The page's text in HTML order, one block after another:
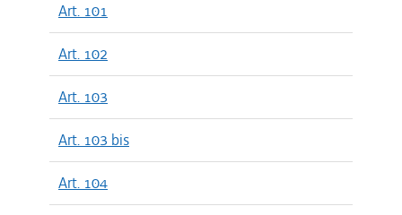
Art. 101
Art. 102
Art. 103
Art. 103 bis
Art. 104